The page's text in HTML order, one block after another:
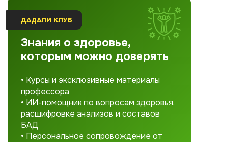
ДАДАЛИ КЛУБ
Знания о здоровье,
которым можно доверять
• Курсы и эксклюзивные материалы
профессора
• ИИ-помощник по вопросам здоровья,
расшифровке анализов и составов
БАД
• Персональное сопровождение от